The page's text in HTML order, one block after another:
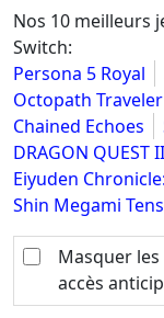
Nos 10 meilleurs
Switch:
Persona 5 Royal
Octopath
Chained Echoes
DRAGON QUEST
Eiyuden
Shin Megami
Masquer les
accès